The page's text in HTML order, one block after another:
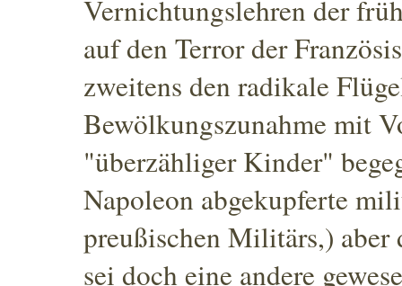
Vernichtungslehren der
auf den Terror der
zweitens den radikale
Bewölkungszunahme mit
"überzähliger Kinder"
Napoleon abgekupferte
preußischen Militärs,)
sei doch eine andere